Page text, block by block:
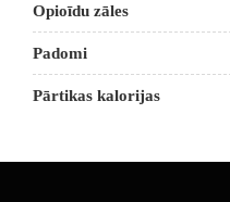
Opioīdu zāles
Padomi
Pārtikas kalorijas